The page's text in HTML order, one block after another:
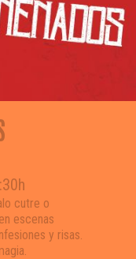
cutre o
escenas
y risas.